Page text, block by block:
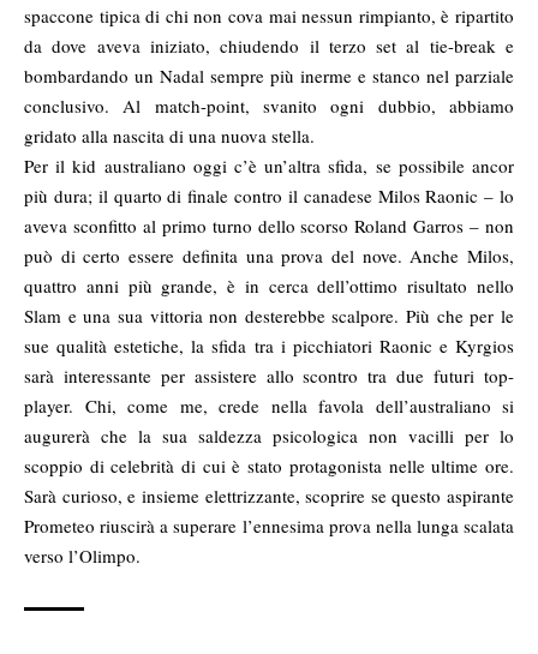
spaccone tipica di chi non cova mai nessun rimpianto, è ripartito
da dove aveva iniziato, chiudendo il terzo set al tie-break e
bombardando un Nadal sempre più inerme e stanco nel parziale
conclusivo. Al match-point, svanito ogni dubbio, abbiamo
gridato alla nascita di una nuova stella.
Per il kid australiano oggi c’è un’altra sfida, se possibile ancor
più dura; il quarto di finale contro il canadese Milos Raonic – lo
aveva sconfitto al primo turno dello scorso Roland Garros – non
può di certo essere definita una prova del nove. Anche Milos,
quattro anni più grande, è in cerca dell’ottimo risultato nello
Slam e una sua vittoria non desterebbe scalpore. Più che per le
sue qualità estetiche, la sfida tra i picchiatori Raonic e Kyrgios
sarà interessante per assistere allo scontro tra due futuri top-
player. Chi, come me, crede nella favola dell’australiano si
augurerà che la sua saldezza psicologica non vacilli per lo
scoppio di celebrità di cui è stato protagonista nelle ultime ore.
Sarà curioso, e insieme elettrizzante, scoprire se questo aspirante
Prometeo riuscirà a superare l’ennesima prova nella lunga scalata
verso l’Olimpo.